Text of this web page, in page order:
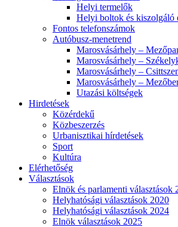
Helyi termelők
Helyi boltok és kiszolgáló
Fontos telefonszámok
Autóbusz-menetrend
Marosvásárhely –
Marosvásárhely –
Marosvásárhely –
Marosvásárhely –
Utazási költségek
Hirdetések
Közérdekű
Közbeszerzés
Urbanisztikai hírdetések
Sport
Kultúra
Elérhetőség
Választások
Elnök és parlamenti választások
Helyhatósági választások 2020
Helyhatósági választások 2024
Elnök választások 2025